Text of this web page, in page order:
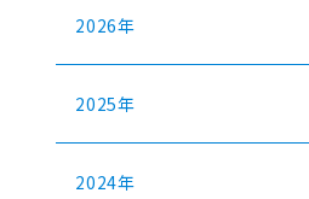
2026年
2025年
2024年